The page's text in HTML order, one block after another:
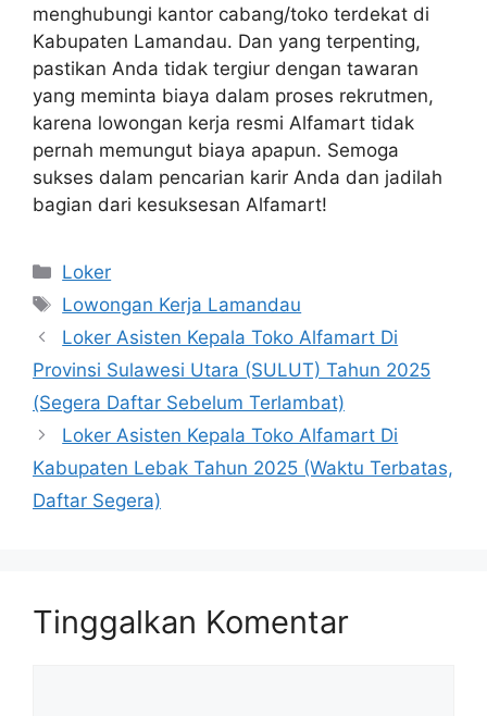
menghubungi kantor cabang/toko terdekat di
Kabupaten Lamandau. Dan yang terpenting,
pastikan Anda tidak tergiur dengan tawaran
yang meminta biaya dalam proses rekrutmen,
karena lowongan kerja resmi Alfamart tidak
pernah memungut biaya apapun. Semoga
sukses dalam pencarian karir Anda dan jadilah
bagian dari kesuksesan Alfamart!
Kategori
Loker
Tag
Lowongan Kerja Lamandau
Loker Asisten Kepala Toko Alfamart Di
Provinsi Sulawesi Utara (SULUT) Tahun 2025
(Segera Daftar Sebelum Terlambat)
Loker Asisten Kepala Toko Alfamart Di
Kabupaten Lebak Tahun 2025 (Waktu Terbatas,
Daftar Segera)
Tinggalkan Komentar